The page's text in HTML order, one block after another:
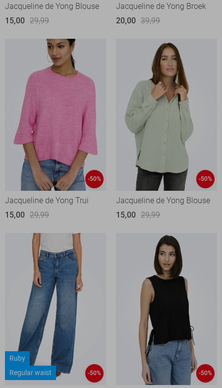
Jacqueline de Yong Blouse
15,00 29,99
Jacqueline de Yong Broek
20,00 39,99
-50%
Jacqueline de Yong Trui
15,00 29,99
-50%
Jacqueline de Yong Blouse
15,00 29,99
Ruby
Regular waist
-50% -50%